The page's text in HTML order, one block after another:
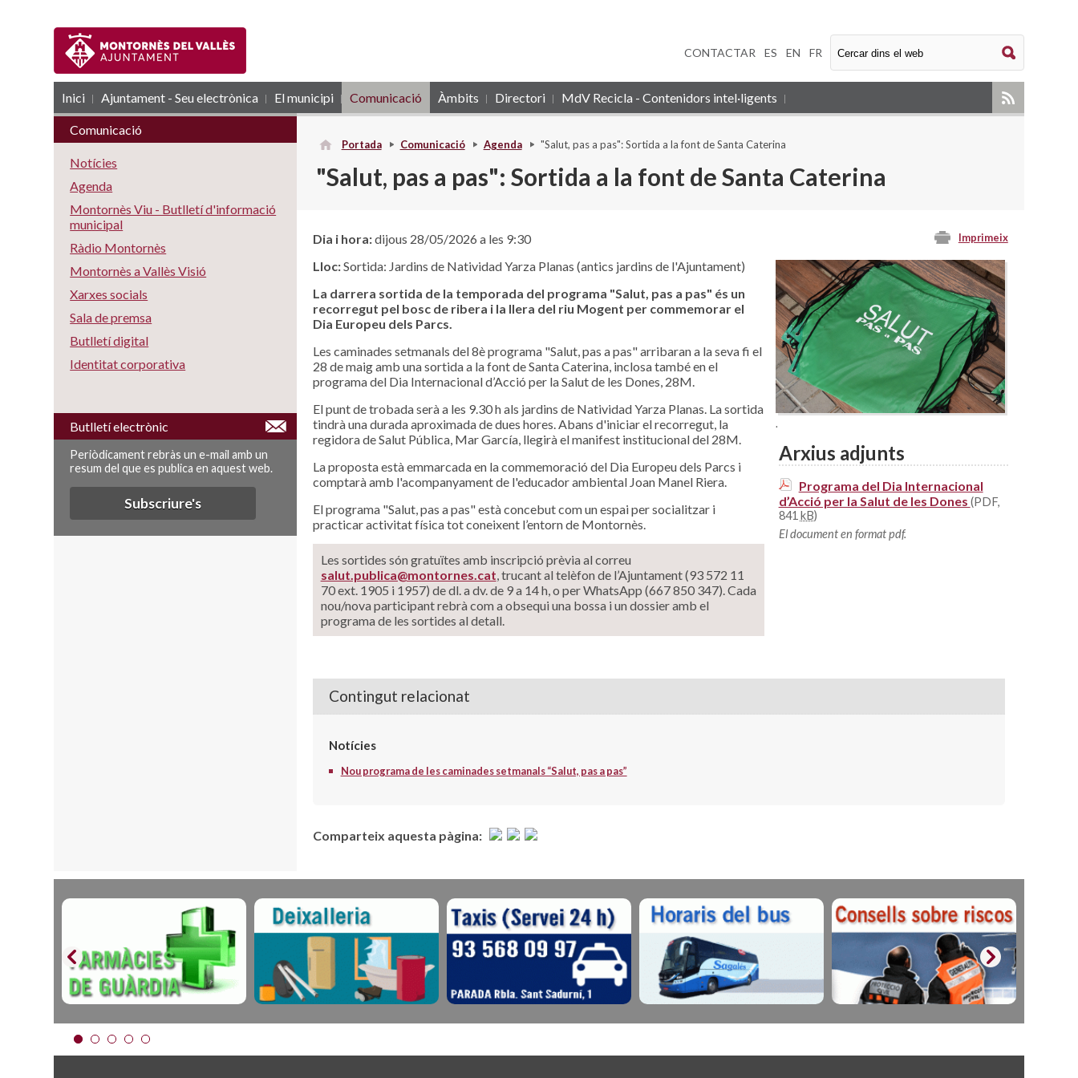
CONTACTAR ES EN FR
Inici Ajuntament - Seu electrònica El municipi Comunicació Àmbits Directori MdV Recicla - Contenidors intel·ligents
RSS
Portada Comunicació Agenda "Salut, pas a pas": Sortida a la font de Santa Caterina
"Salut, pas a pas": Sortida a la font de Santa Caterina
Imprimeix
Dia i hora:dijous 28/05/2026 a les 9:30
Lloc:Sortida: Jardins de Natividad Yarza Planas (antics jardins de l'Ajuntament)
La darrera sortida de la temporada del programa "Salut, pas a pas" és un
recorregut pel bosc de ribera i la llera del riu Mogent per commemorar el
Dia Europeu dels Parcs.
Les caminades setmanals del 8è programa "Salut, pas a pas" arribaran a la seva fi el
28 de maig amb una sortida a la font de Santa Caterina, inclosa també en el
programa del Dia Internacional d’Acció per la Salut de les Dones, 28M.
El punt de trobada serà a les 9.30 h als jardins de Natividad Yarza Planas. La sortida
tindrà una durada aproximada de dues hores. Abans d'iniciar el recorregut, la
regidora de Salut Pública, Mar García, llegirà el manifest institucional del 28M.
La proposta està emmarcada en la commemoració del Dia Europeu dels Parcs i
comptarà amb l'acompanyament de l'educador ambiental Joan Manel Riera.
El programa "Salut, pas a pas" està concebut com un espai per socialitzar i
practicar activitat física tot coneixent l’entorn de Montornès.
Les sortides són gratuïtes amb inscripció prèvia al correu
salut.publica@montornes.cat , trucant al telèfon de l’Ajuntament (93 572 11
70 ext. 1905 i 1957) de dl. a dv. de 9 a 14 h, o per WhatsApp (667 850 347). Cada
nou/nova participant rebrà com a obsequi una bossa i un dossier amb el
programa de les sortides al detall.
.
Arxius adjunts
Programa del Dia Internacional
d’Acció per la Salut de les Dones (PDF,
841 kB)
El document en format pdf.
Contingut relacionat
Notícies
Nou programa de les caminades setmanals “Salut, pas a pas”
Comparteix aquesta pàgina:
Comunicació
Notícies
Agenda
Montornès Viu - Butlletí d'informació
municipal
Ràdio Montornès
Montornès a Vallès Visió
Xarxes socials
Sala de premsa
Butlletí digital
Identitat corporativa
Butlletí electrònic
Periòdicament rebràs un e-mail amb un
resum del que es publica en aquest web.
Subscriure's